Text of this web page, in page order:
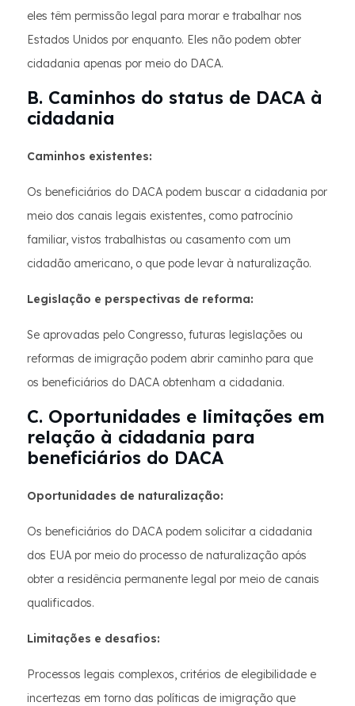
eles têm permissão legal para morar e trabalhar nos
Estados Unidos por enquanto. Eles não podem obter
cidadania apenas por meio do DACA.
B. Caminhos do status de DACA à
cidadania
Caminhos existentes:
Os beneficiários do DACA podem buscar a cidadania por
meio dos canais legais existentes, como patrocínio
familiar, vistos trabalhistas ou casamento com um
cidadão americano, o que pode levar à naturalização.
Legislação e perspectivas de reforma:
Se aprovadas pelo Congresso, futuras legislações ou
reformas de imigração podem abrir caminho para que
os beneficiários do DACA obtenham a cidadania.
C. Oportunidades e limitações em
relação à cidadania para
beneficiários do DACA
Oportunidades de naturalização:
Os beneficiários do DACA podem solicitar a cidadania
dos EUA por meio do processo de naturalização após
obter a residência permanente legal por meio de canais
qualificados.
Limitações e desafios:
Processos legais complexos, critérios de elegibilidade e
incertezas em torno das políticas de imigração que